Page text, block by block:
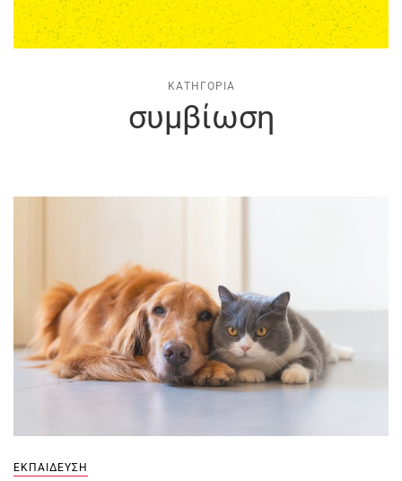
ΚΑΤΗΓΟΡΊΑ
συμβίωση
ΕΚΠΑΊΔΕΥΣΗ